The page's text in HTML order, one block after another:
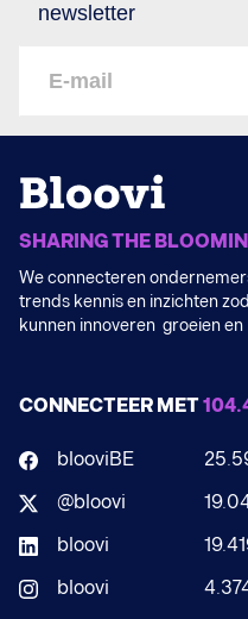
newsletter
SHARING THE
We connecteren
trends kennis en inzichten
kunnen innoveren groeien
CONNECTEER MET
blooviBE
@bloovi
bloovi
bloovi